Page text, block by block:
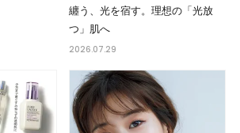
纏う、光を宿す。理想の「光放
つ」肌へ
2026.07.29